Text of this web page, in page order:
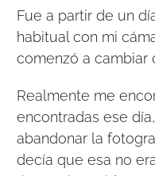
Fue a partir de un
habitual con mi
comenzó a cambiar
Realmente me
encontradas ese
abandonar la
decía que esa no